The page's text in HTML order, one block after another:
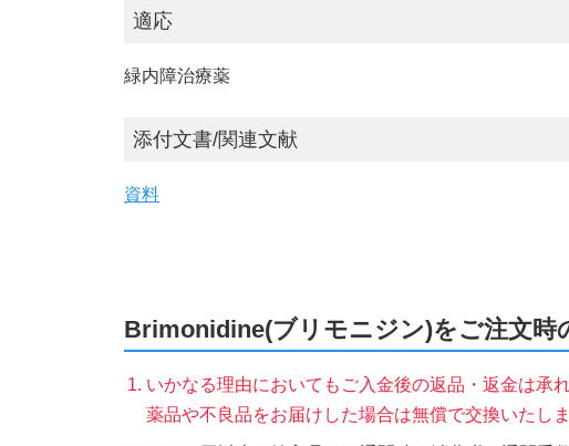
適応
緑内障治療薬
添付文書/関連文献
資料
Brimonidine(ブリモニジン)をご注文時
いかなる理由においてもご入金後の返品・返金は承
薬品や不良品をお届けした場合は無償で交換いたしま